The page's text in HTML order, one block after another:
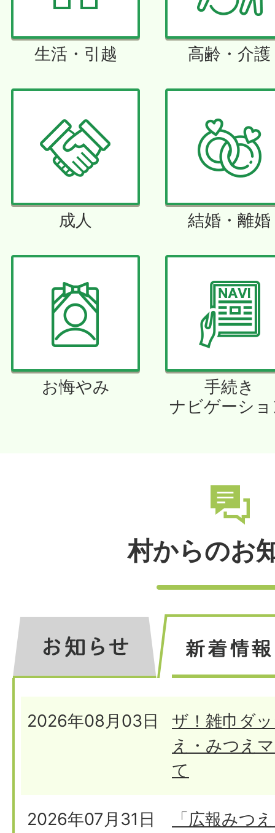
生活・引越 高齢・介護
成人 結婚・離婚
お悔やみ
手続き
ナビゲーシ
村からのお
お
知
ら
新
着
情
着
2026年08月03日
ザ！雑巾ダ
え・みつえ
て
2026年07月31日
「広報みつ